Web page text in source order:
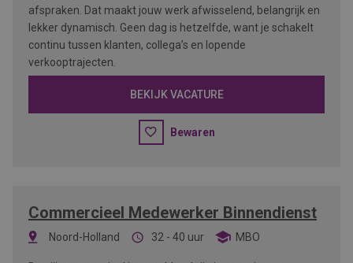
afspraken. Dat maakt jouw werk afwisselend, belangrijk en
lekker dynamisch. Geen dag is hetzelfde, want je schakelt
continu tussen klanten, collega’s en lopende
verkooptrajecten.
BEKIJK VACATURE
Bewaren
Commercieel Medewerker Binnendienst
Noord-Holland 32 - 40 uur MBO